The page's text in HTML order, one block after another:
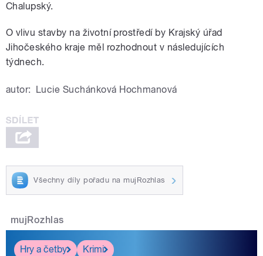
Chalupský.
O vlivu stavby na životní prostředí by Krajský úřad
Jihočeského kraje měl rozhodnout v následujících
týdnech.
autor: Lucie Suchánková Hochmanová
Všechny díly pořadu na mujRozhlas
mujRozhlas
Hry a četby
Krimi